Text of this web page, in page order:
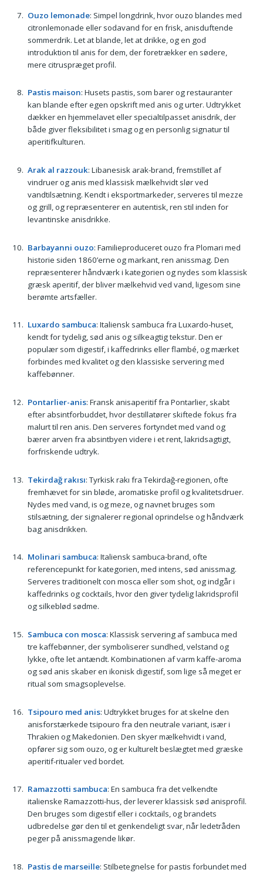
Ouzo lemonade: Simpel longdrink, hvor ouzo blandes med
citronlemonade eller sodavand for en frisk, anisduftende
sommerdrik. Let at blande, let at drikke, og en god
introduktion til anis for dem, der foretrækker en sødere,
mere citruspræget profil.
Pastis maison: Husets pastis, som barer og restauranter
kan blande efter egen opskrift med anis og urter. Udtrykket
dækker en hjemmelavet eller specialtilpasset anisdrik, der
både giver fleksibilitet i smag og en personlig signatur til
aperitifkulturen.
Arak al razzouk: Libanesisk arak-brand, fremstillet af
vindruer og anis med klassisk mælkehvidt slør ved
vandtilsætning. Kendt i eksportmarkeder, serveres til mezze
og grill, og repræsenterer en autentisk, ren stil inden for
levantinske anisdrikke.
Barbayanni ouzo: Familieproduceret ouzo fra Plomari med
historie siden 1860’erne og markant, ren anissmag. Den
repræsenterer håndværk i kategorien og nydes som klassisk
græsk aperitif, der bliver mælkehvid ved vand, ligesom sine
berømte artsfæller.
Luxardo sambuca: Italiensk sambuca fra Luxardo-huset,
kendt for tydelig, sød anis og silkeagtig tekstur. Den er
populær som digestif, i kaffedrinks eller flambé, og mærket
forbindes med kvalitet og den klassiske servering med
kaffebønner.
Pontarlier-anis: Fransk anisaperitif fra Pontarlier, skabt
efter absintforbuddet, hvor destillatører skiftede fokus fra
malurt til ren anis. Den serveres fortyndet med vand og
bærer arven fra absintbyen videre i et rent, lakridsagtigt,
forfriskende udtryk.
Tekirdağ rakısı: Tyrkisk rakı fra Tekirdağ-regionen, ofte
fremhævet for sin bløde, aromatiske profil og kvalitetsdruer.
Nydes med vand, is og meze, og navnet bruges som
stilsætning, der signalerer regional oprindelse og håndværk
bag anisdrikken.
Molinari sambuca: Italiensk sambuca-brand, ofte
referencepunkt for kategorien, med intens, sød anissmag.
Serveres traditionelt con mosca eller som shot, og indgår i
kaffedrinks og cocktails, hvor den giver tydelig lakridsprofil
og silkeblød sødme.
Sambuca con mosca: Klassisk servering af sambuca med
tre kaffebønner, der symboliserer sundhed, velstand og
lykke, ofte let antændt. Kombinationen af varm kaffe-aroma
og sød anis skaber en ikonisk digestif, som lige så meget er
ritual som smagsoplevelse.
Tsipouro med anis: Udtrykket bruges for at skelne den
anisforstærkede tsipouro fra den neutrale variant, især i
Thrakien og Makedonien. Den skyer mælkehvidt i vand,
opfører sig som ouzo, og er kulturelt beslægtet med græske
aperitif-ritualer ved bordet.
Ramazzotti sambuca: En sambuca fra det velkendte
italienske Ramazzotti-hus, der leverer klassisk sød anisprofil.
Den bruges som digestif eller i cocktails, og brandets
udbredelse gør den til et genkendeligt svar, når ledetråden
peger på anissmagende likør.
Pastis de marseille: Stilbetegnelse for pastis forbundet med